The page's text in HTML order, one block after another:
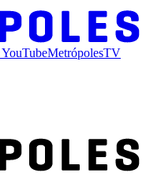
YouTubeMetrópolesTV